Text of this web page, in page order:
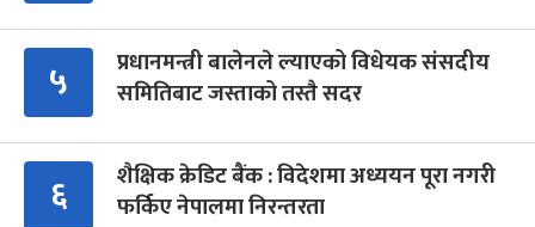
५
प्रधानमन्त्री बालेनले ल्याएको विधेयक संसदीय
समितिबाट जस्ताको तस्तै सदर
६
शैक्षिक क्रेडिट बैंक : विदेशमा अध्ययन पूरा नगरी
फर्किए नेपालमा निरन्तरता